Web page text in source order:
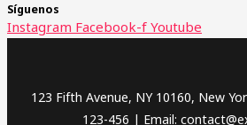
Síguenos
Instagram Facebook-f Youtube
123 Fifth Avenue, NY 10160, New
123-456 | Email: